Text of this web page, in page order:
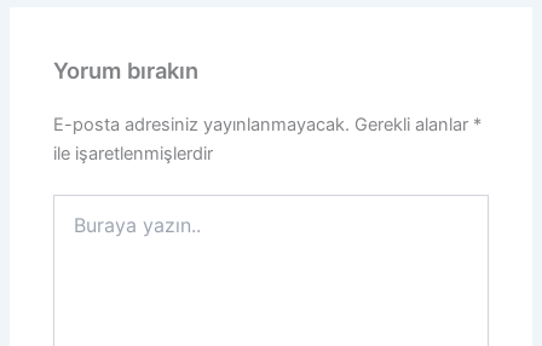
Yorum bırakın
E-posta adresiniz yayınlanmayacak. Gerekli alanlar *
ile işaretlenmişlerdir
yazın..